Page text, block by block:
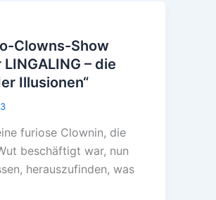
Clowns-Show
– die
Illusionen“
furiose Clownin, die
beschäftigt war, nun
herauszufinden, was